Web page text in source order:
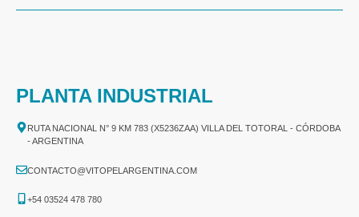
PLANTA INDUSTRIAL
RUTA NACIONAL N° 9 KM 783 (X5236ZAA) VILLA DEL TOTORAL - CÓRDOBA
- ARGENTINA
CONTACTO@VITOPELARGENTINA.COM
+54 03524 478 780​